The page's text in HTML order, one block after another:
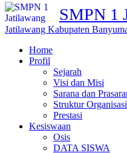
SMPN 1
Jatilawang Kabupaten
Home
Profil
Sejarah
Visi dan Misi
Sarana dan
Struktur Organisasi
Prestasi
Kesiswaan
Osis
DATA SISWA